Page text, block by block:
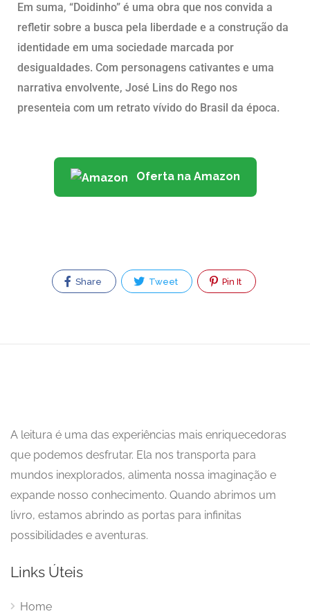
Em suma, “Doidinho” é uma obra que nos convida a
refletir sobre a busca pela liberdade e a construção da
identidade em uma sociedade marcada por
desigualdades. Com personagens cativantes e uma
narrativa envolvente, José Lins do Rego nos
presenteia com um retrato vívido do Brasil da época.
Oferta na Amazon
Share Tweet Pin It
A leitura é uma das experiências mais enriquecedoras
que podemos desfrutar. Ela nos transporta para
mundos inexplorados, alimenta nossa imaginação e
expande nosso conhecimento. Quando abrimos um
livro, estamos abrindo as portas para infinitas
possibilidades e aventuras.
Links Úteis
Home